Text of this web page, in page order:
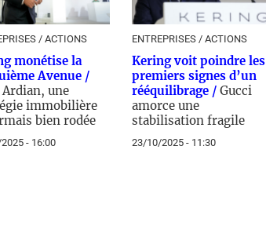
/ ACTIONS
monétise la
Avenue /
Ardian, une
immobilière
bien rodée
- 16:00
ENTREPRISES / ACTIONS
Kering voit poindre les
premiers signes d’un
rééquilibrage / Gucci
amorce une
stabilisation fragile
23/10/2025 - 11:30